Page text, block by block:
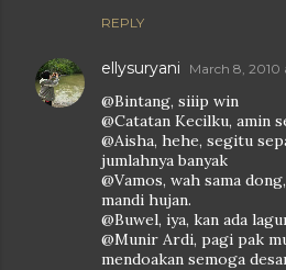
REPLY
ellysuryani March 8, 2010
@Bintang, siiip win
@Catatan Kecilku, amin
@Aisha, hehe, segitu
jumlahnya banyak
@Vamos, wah sama
mandi hujan.
@Buwel, iya, kan ada
@Munir Ardi, pagi pak
mendoakan semoga